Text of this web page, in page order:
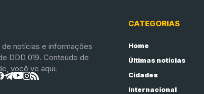
de notícias e informações
DDD 019. Conteúdo de
você ve aqui.
CATEGORIAS
Home
Últimas notícias
Cidades
Internacional